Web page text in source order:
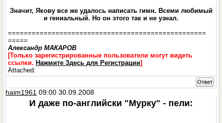
Значит, Якову все же удалось написать гимн. Всеми любимый
и гениальный. Но он этого так и не узнал.
==================================================
=====
Александр МАКАРОВ
[Только зарегистрированные пользователи могут видеть
ссылки. Нажмите Здесь для Регистрации]
Attached:
Ответ
haim1961 09:00 30.09.2008
И даже по-английски "Мурку" - пели: